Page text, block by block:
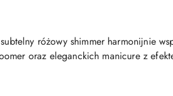
różowy shimmer harmonijnie
oraz eleganckich manicure z